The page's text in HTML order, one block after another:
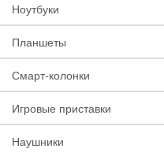
Ноутбуки
Планшеты
Смарт-колонки
Игровые приставки
Наушники